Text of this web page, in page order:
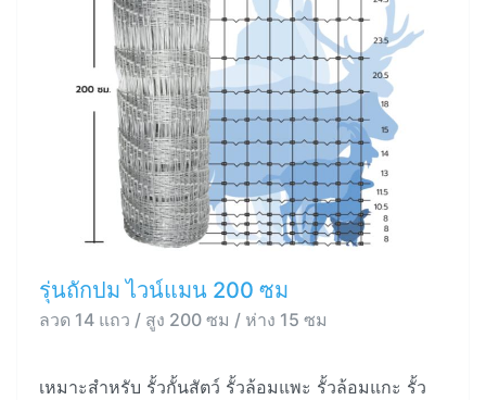
รุ่นถักปม ไวน์แมน 200 ซม
ลวด 14 แถว / สูง 200 ซม / ห่าง 15 ซม
เหมาะสำหรับ รั้วกั้นสัตว์ รั้วล้อมแพะ รั้วล้อมแกะ รั้ว